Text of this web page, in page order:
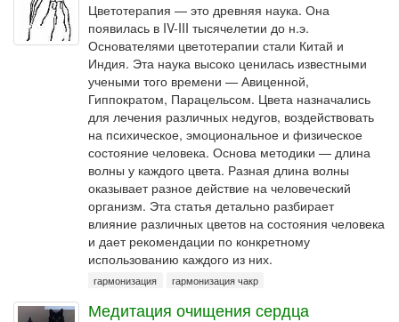
Цветотерапия — это древняя наука. Она
появилась в IV-III тысячелетии до н.э.
Основателями цветотерапии стали Китай и
Индия. Эта наука высоко ценилась известными
учеными того времени — Авиценной,
Гиппократом, Парацельсом. Цвета назначались
для лечения различных недугов, воздействовать
на психическое, эмоциональное и физическое
состояние человека. Основа методики — длина
волны у каждого цвета. Разная длина волны
оказывает разное действие на человеческий
организм. Эта статья детально разбирает
влияние различных цветов на состояния человека
и дает рекомендации по конкретному
использованию каждого из них.
гармонизация гармонизация чакр
Медитация очищения сердца